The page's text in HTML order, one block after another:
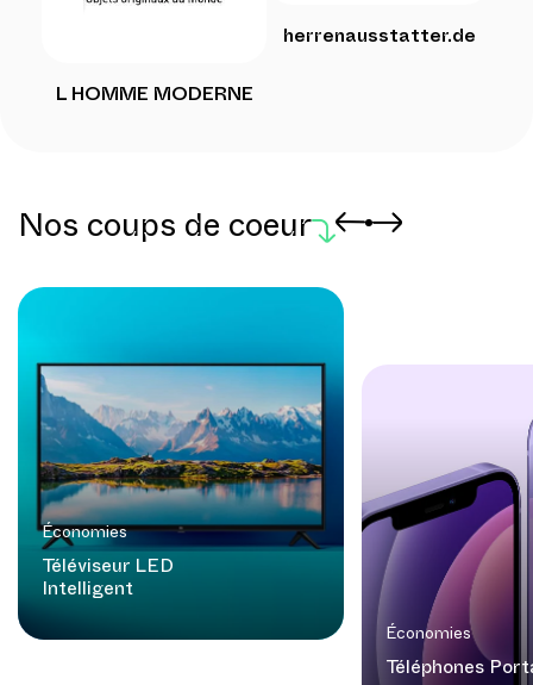
L HOMME MODERNE
herrenausstatter.de
Nos coups de coeur
Économies
Téléviseur LED
Intelligent
Économies
Téléphones